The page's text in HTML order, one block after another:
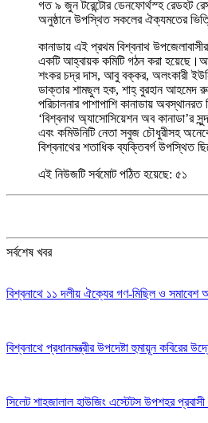
গত ৯ জুন টরেন্টোর ডেনফোর্থস্হ রেডহট
অনুষ্ঠানে উপস্থিত সকলের ঐক্যমতের
কানাডায় এই প্রথম বিশ্বনাথ
একটি আহ্বায়ক কমিটি গঠন করা
শংকর চদ্র দাস, আবু বক্কর, অলংকারী
ডাক্তার শামছুল হক, শাহ্‌ বুরহান আহমেদ
পরিচালনার পাশাপাশি কানাডায়
‘বিশ্বনাথ অ্যাসোসিয়েশন অব কানাডা’র
এবং কমিউনিটি নেতা সবুজ চৌধুরীসহ
বিশ্বনাথের শতাধিক ব্যক্তিবর্গ উপস্থিত
এই নিউজটি সর্বমোট পঠিত হয়েছে: ৫১
সর্বশেষ খবর
বিশ্বনাথে ১১ দলীয় ঐক্যের গণ-মিছিল ও সমাবেশ
বিশ্বনাথে প্রধানমন্ত্রীর উপদেষ্টা হুমায়ূন
সিলেট শাহজালাল হাউজিং এস্টেটস উপশহর